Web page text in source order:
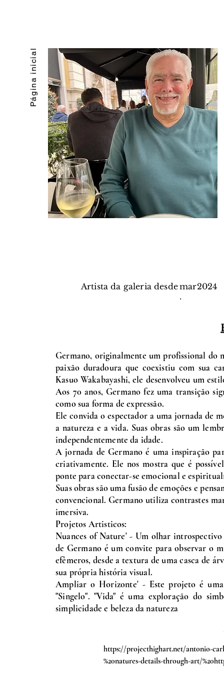
Página inicial
Artista da galeria desdemar
.
2024
Germano, originalmente um profissional do
paixão duradoura que coexistiu com sua
Kasuo Wakabayashi, ele desenvolveu um
Aos 70 anos, Germano fez uma transição
como sua forma de expressão.
Ele convida o espectador a uma jornada de
a natureza e a vida. Suas obras são um
independentemente da idade.
A jornada de Germano é uma inspiração
criativamente. Ele nos mostra que é
ponte para conectar-se emocional e
Suas obras são uma fusão de emoções e
convencional. Germano utiliza contrastes
imersiva.
Projetos Artisticos:
Nuances of Nature' - Um olhar
de Germano é um convite para observar o
efêmeros, desde a textura de uma casca de
sua própria história visual.
Ampliar o Horizonte' - Este projeto é
"Singelo". "Vida" é uma exploração do
simplicidade e beleza da natureza
https://projecthighart.net/antonio-
%20natures-details-through-art/